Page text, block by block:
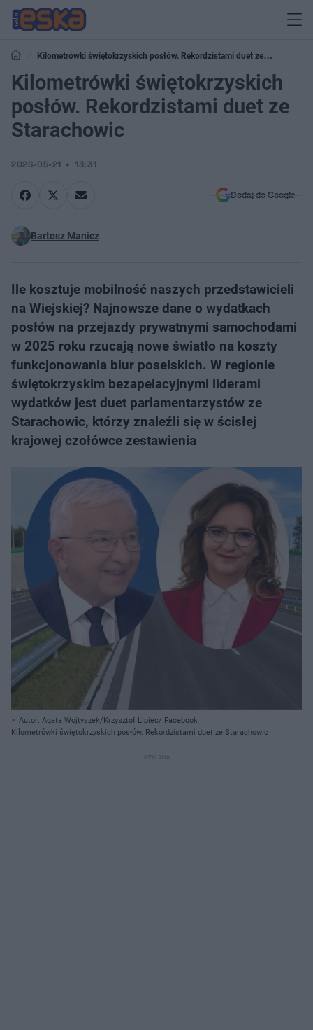
Kilometrówki świętokrzyskich posłów. Rekordzistami duet ze
Starachowic
Kilometrówki świętokrzyskich
posłów. Rekordzistami duet ze
Starachowic
2026-05-21 13:31
Dodaj do Google
Bartosz Manicz
Ile kosztuje mobilność naszych przedstawicieli
na Wiejskiej? Najnowsze dane o wydatkach
posłów na przejazdy prywatnymi samochodami
w 2025 roku rzucają nowe światło na koszty
funkcjonowania biur poselskich. W regionie
świętokrzyskim bezapelacyjnymi liderami
wydatków jest duet parlamentarzystów ze
Starachowic, którzy znaleźli się w ścisłej
krajowej czołówce zestawienia
Autor: Agata Wojtyszek/Krzysztof Lipiec/ Facebook
Kilometrówki świętokrzyskich posłów. Rekordzistami duet ze Starachowic